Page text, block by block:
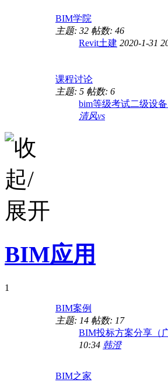
BIM学院
主题: 32 帖数: 46
Revit土建 2020-1-31
课程讨论
主题: 5 帖数: 6
bim等级考试二级设备
清风vs
BIM应用
1
BIM案例
主题: 14 帖数: 17
BIM投标方案分享（
10:34 韩澄
BIM之家